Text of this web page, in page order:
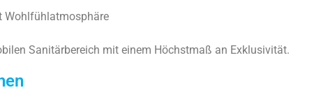
Wohlfühlatmosphäre
Sanitärbereich mit einem Höchstmaß an Exklusivität.